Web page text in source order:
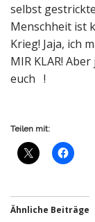
selbst
Menschheit ist
Krieg! Jaja, ich
MIR KLAR!
euch !
Teilen mit:
Ähnliche Beiträge